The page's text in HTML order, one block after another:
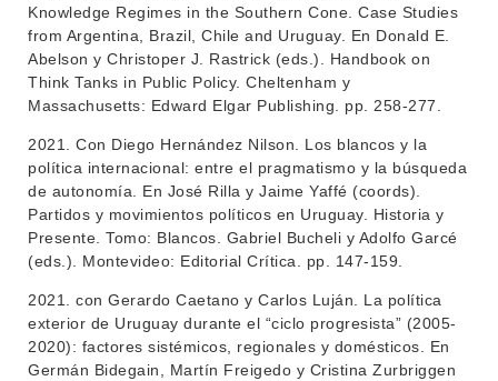
Knowledge Regimes in the Southern Cone. Case Studies
from Argentina, Brazil, Chile and Uruguay. En Donald E.
Abelson y Christoper J. Rastrick (eds.). Handbook on
Think Tanks in Public Policy. Cheltenham y
Massachusetts: Edward Elgar Publishing. pp. 258-277.
2021. Con Diego Hernández Nilson. Los blancos y la
política internacional: entre el pragmatismo y la búsqueda
de autonomía. En José Rilla y Jaime Yaffé (coords).
Partidos y movimientos políticos en Uruguay. Historia y
Presente. Tomo: Blancos. Gabriel Bucheli y Adolfo Garcé
(eds.). Montevideo: Editorial Crítica. pp. 147-159.
2021. con Gerardo Caetano y Carlos Luján. La política
exterior de Uruguay durante el “ciclo progresista” (2005-
2020): factores sistémicos, regionales y domésticos. En
Germán Bidegain, Martín Freigedo y Cristina Zurbriggen